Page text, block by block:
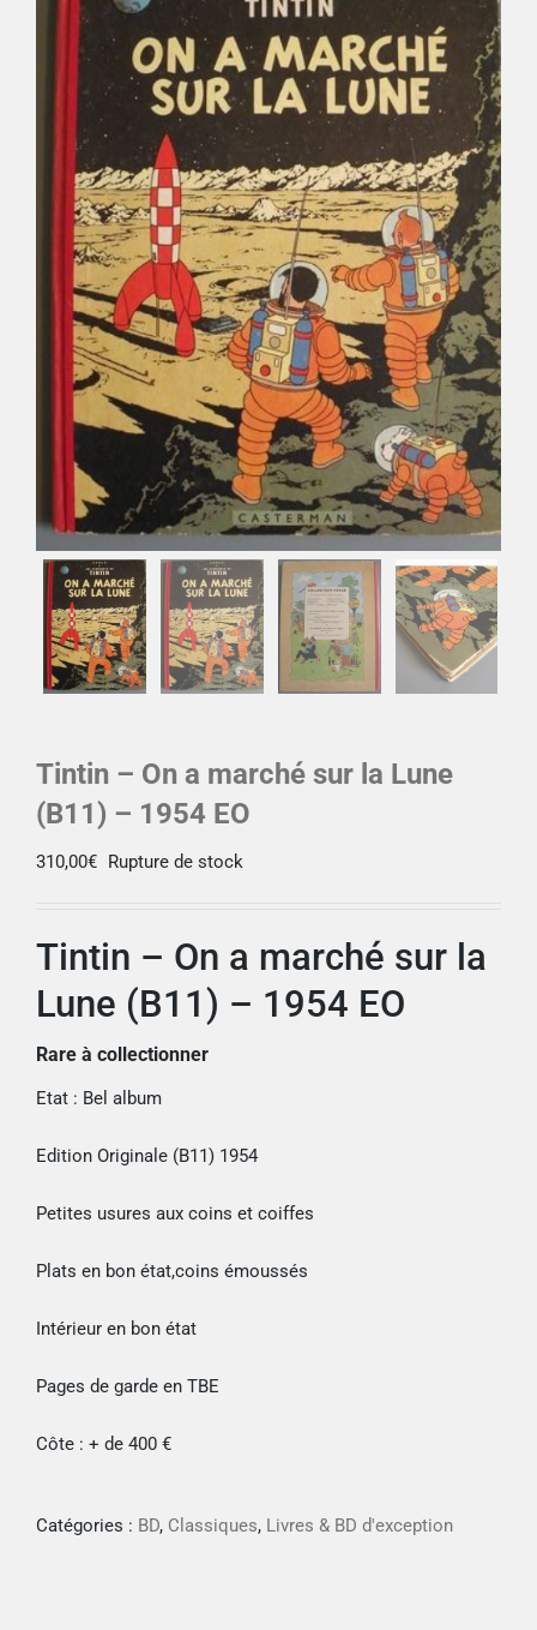
Livres & BD
Jeux & Jouets
Son & Cinéma
Singularités
Tintin – On a marché sur la Lune
(B11) – 1954 EO
310,00€ Rupture de stock
Tintin – On a marché sur la
Lune (B11) – 1954 EO
Rare à collectionner
Etat : Bel album
Edition Originale (B11) 1954
Petites usures aux coins et coiffes
Plats en bon état,coins émoussés
Intérieur en bon état
Pages de garde en TBE
Côte : + de 400 €
Catégories : BD, Classiques, Livres & BD d'exception